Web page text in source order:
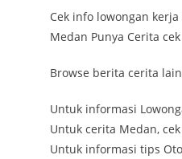
Cek info lowongan
Medan Punya Cerita
Browse berita cerita
Untuk informasi
Untuk cerita Medan,
Untuk informasi tips